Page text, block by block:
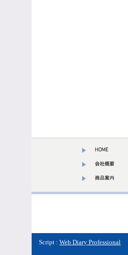
Script : Web Diary Professional